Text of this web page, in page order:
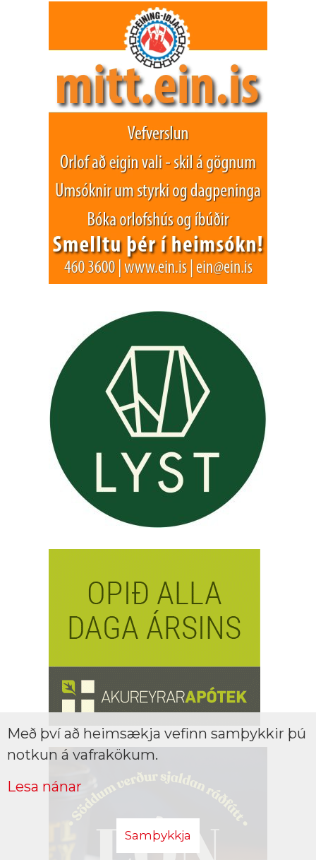
Með því að heimsækja vefinn samþykkir þú
notkun á vafrakökum.
Lesa nánar
Samþykkja